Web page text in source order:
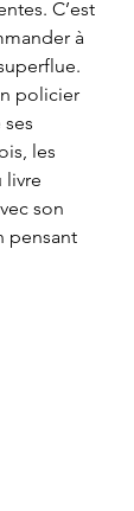
C’est
à
policier
les
livre
son
pensant